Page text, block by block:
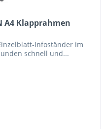
A4 Klapprahmen
Infoständer im
schnell und...